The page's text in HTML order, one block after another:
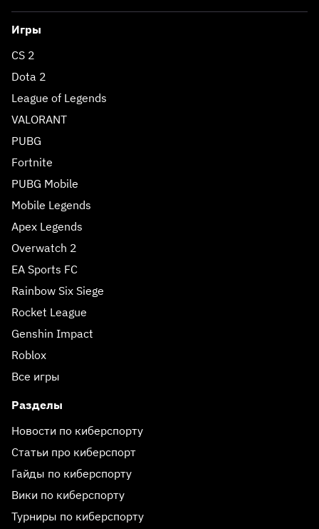
Игры
CS 2
Dota 2
League of Legends
VALORANT
PUBG
Fortnite
PUBG Mobile
Mobile Legends
Apex Legends
Overwatch 2
EA Sports FC
Rainbow Six Siege
Rocket League
Genshin Impact
Roblox
Все игры
Разделы
Новости по киберспорту
Статьи про киберспорт
Гайды по киберспорту
Вики по киберспорту
Турниры по киберспорту